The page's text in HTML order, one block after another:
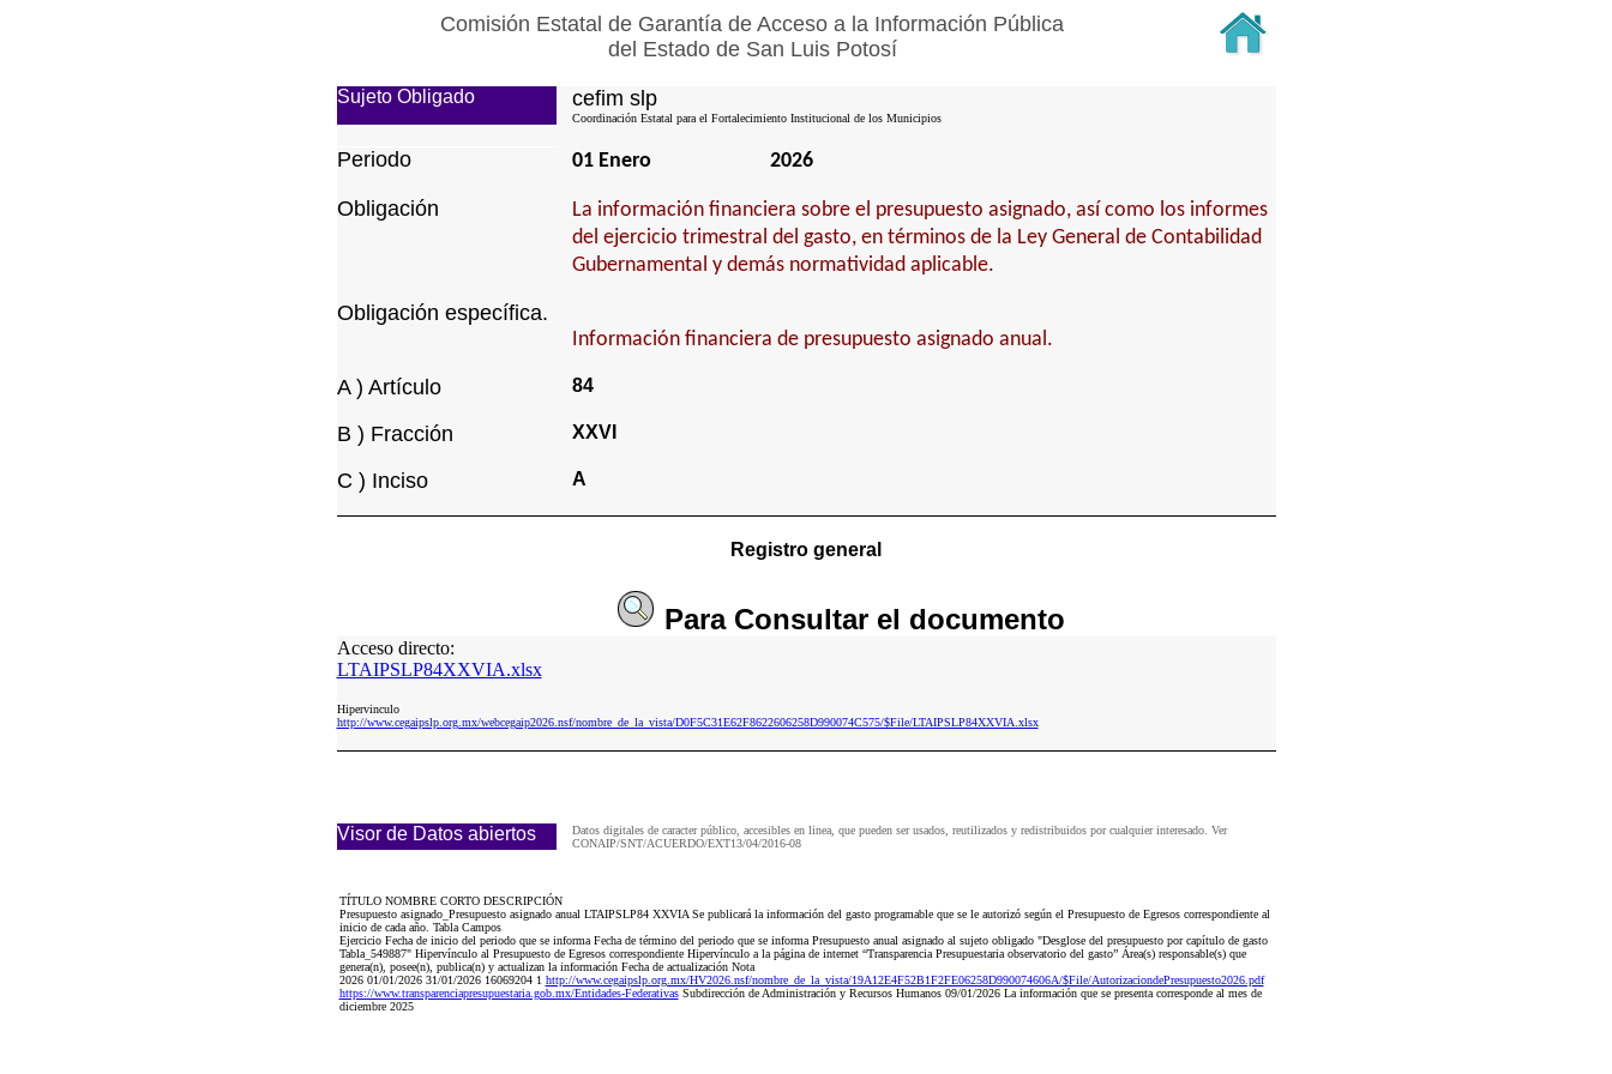
Comisión Estatal de Garantía de Acceso a la Información Pública
del Estado de San Luis Potosí
Sujeto Obligado cefim slp
Coordinación Estatal para el Fortalecimiento Institucional de los Municipios
Periodo 01 Enero 2026
Obligación
La información financiera sobre el presupuesto asignado, así como los informes
del ejercicio trimestral del gasto, en términos de la Ley General de Contabilidad
Gubernamental y demás normatividad aplicable.
Obligación específica.
Información financiera de presupuesto asignado anual.
A ) Artículo 84
B ) Fracción XXVI
C ) Inciso A
Registro general
Para Consultarel documento
Acceso directo:
LTAIPSLP84XXVIA.xlsx
Hipervinculo
http://www.cegaipslp.org.mx/webcegaip2026.nsf/nombre_de_la_vista/D0F5C31E62F8622606258D990074C575/$File/LTAIPSLP84XXVIA.xlsx
Visor de Datos abiertos
Datos digitales de caracter público, accesibles en linea, que pueden ser usados, reutilizados y redistribuidos por cualquier interesado. Ver
CONAIP/SNT/ACUERDO/EXT13/04/2016-08
TÍTULO NOMBRE CORTO DESCRIPCIÓN
Presupuesto asignado_Presupuesto asignado anual LTAIPSLP84 XXVIA Se publicará la información del gasto programable que se le autorizó según el Presupuesto de Egresos correspondiente al
inicio de cada año. Tabla Campos
Ejercicio Fecha de inicio del periodo que se informa Fecha de término del periodo que se informa Presupuesto anual asignado al sujeto obligado "Desglose del presupuesto por capítulo de gasto
Tabla_549887" Hipervínculo al Presupuesto de Egresos correspondiente Hipervínculo a la página de internet “Transparencia Presupuestaria observatorio del gasto” Área(s) responsable(s) que
genera(n), posee(n), publica(n) y actualizan la información Fecha de actualización Nota
2026 01/01/2026 31/01/2026 16069204 1 http://www.cegaipslp.org.mx/HV2026.nsf/nombre_de_la_vista/19A12E4F52B1F2FE06258D990074606A/$File/AutorizaciondePresupuesto2026.pdf
https://www.transparenciapresupuestaria.gob.mx/Entidades-FederativasSubdirección de Administración y Recursos Humanos 09/01/2026 La información que se presenta corresponde al mes de
diciembre 2025